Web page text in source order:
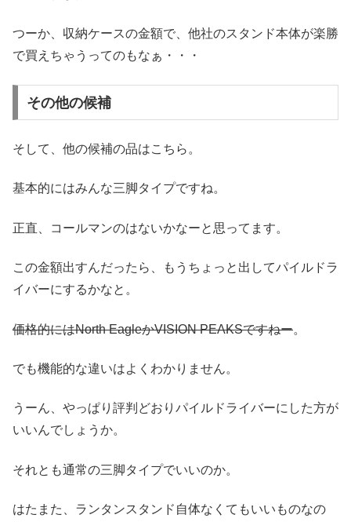
つーか、収納ケースの金額で、他社のスタンド本体が楽勝
で買えちゃうってのもなぁ・・・
その他の候補
そして、他の候補の品はこちら。
基本的にはみんな三脚タイプですね。
正直、コールマンのはないかなーと思ってます。
この金額出すんだったら、もうちょっと出してパイルドラ
イバーにするかなと。
価格的にはNorth EagleかVISION PEAKSですねー。
でも機能的な違いはよくわかりません。
うーん、やっぱり評判どおりパイルドライバーにした方が
いいんでしょうか。
それとも通常の三脚タイプでいいのか。
はたまた、ランタンスタンド自体なくてもいいものなの